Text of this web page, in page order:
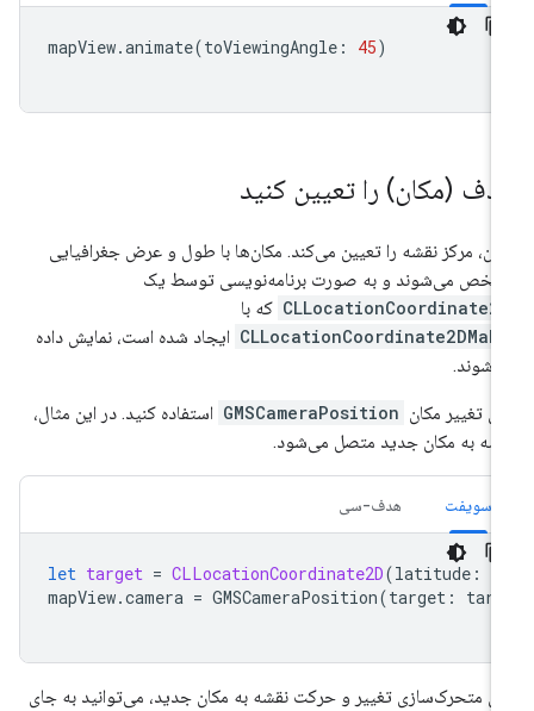
mapView.animate(toViewingAngle:
(مکان) را تعیین کنید
مرکز نقشه را تعیین می‌کند. مکان‌ها با طول و عرض جغرافیایی
می‌شوند و به صورت برنامه‌نویسی توسط یک
که با
ایجاد شده است، نمایش داده
تغییر مکان GMSCameraPosition استفاده کنید. در این مثال،
به مکان جدید متصل می‌شود.
سویفت هدف-سی
let target = CLLocationCoordinate2D(latitude
mapView.camera = GMSCameraPosition(target:
متحرک‌سازی تغییر و حرکت نقشه به مکان جدید، می‌توانید به جای